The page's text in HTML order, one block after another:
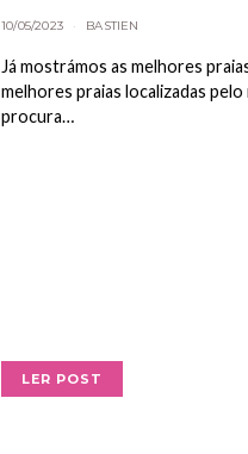
10/05/2023 BASTIEN
Já mostrámos as melhores
melhores praias localizadas
procura…
LER POST